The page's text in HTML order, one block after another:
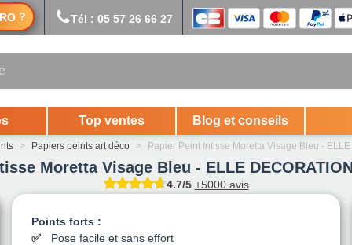
? Tél : 05 57 26 66 27
Top ventes Blog et conseils
> Papiers peints art déco > Papier Peint Intisse Moretta Visage Bleu -
Moretta Visage Bleu - ELLE
4.7/5 +5000 avis
Points forts :
Pose facile et sans effort